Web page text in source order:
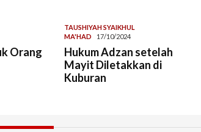
Orang
TAUSHIYAH SYAIKHUL
MA'HAD
17/10/2024
Hukum Adzan setelah
Mayit Diletakkan di
Kuburan